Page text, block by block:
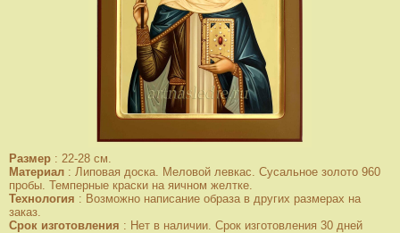
Размер : 22-28 см.
Материал : Липовая доска. Меловой левкас. Сусальное золото 960
пробы. Темперные краски на яичном желтке.
Технология : Возможно написание образа в других размерах на
заказ.
Срок изготовления : Нет в наличии. Срок изготовления 30 дней